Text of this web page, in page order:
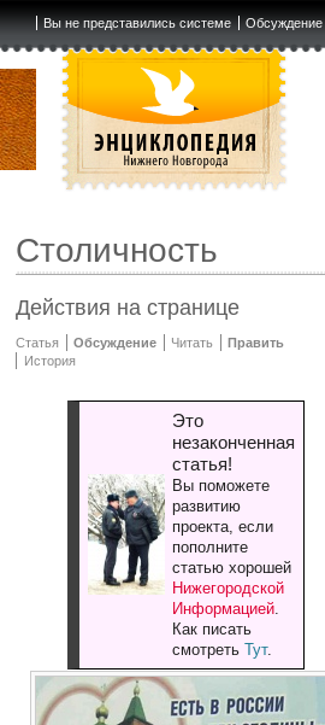
Вы не представились системе Обсуждение
Столичность
Действия на странице
Статья Обсуждение Читать
Править
История
Это
незаконченная
статья!
Вы поможете
развитию
проекта, если
пополните
статью хорошей
Нижегородской
Информацией.
Как писать
смотреть Тут.